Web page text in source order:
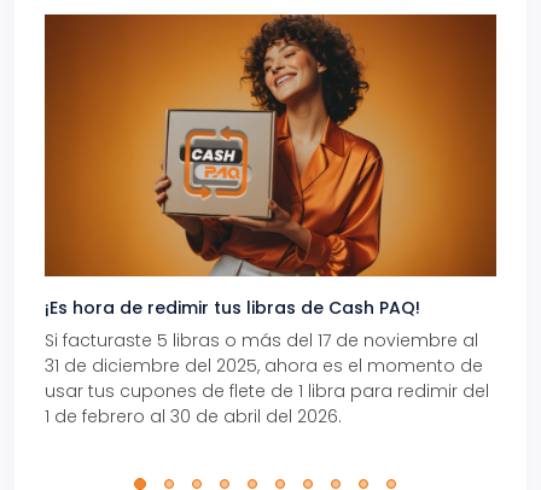
¡Es hora de redimir tus libras de Cash PAQ!
Si facturaste 5 libras o más del 17 de noviembre al
31 de diciembre del 2025, ahora es el momento de
usar tus cupones de flete de 1 libra para redimir del
1 de febrero al 30 de abril del 2026.